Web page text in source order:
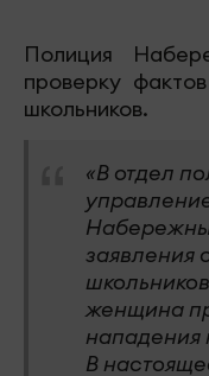
Полиция
проверку
школьников.
«В отдел
заявления
женщина
нападения
В